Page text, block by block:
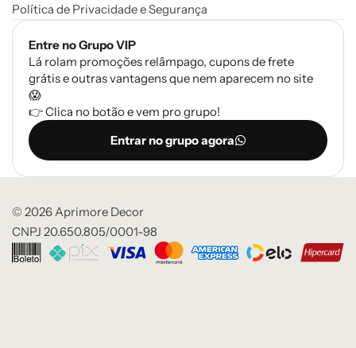
Política de Privacidade e Segurança
Entre no Grupo VIP
Lá rolam promoções relâmpago, cupons de frete
grátis e outras vantagens que nem aparecem no site
😱
👉 Clica no botão e vem pro grupo!
Entrar no grupo agora
© 2026 Aprimore Decor
CNPJ 20.650.805/0001-98